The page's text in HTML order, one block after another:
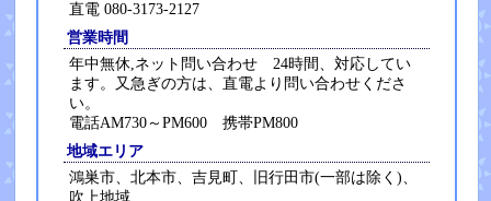
直電 080-3173-2127
営業時間
年中無休,ネット問い合わせ 24時間、対応してい
ます。又急ぎの方は、直電より問い合わせくださ
い。
電話AM730～PM600 携帯PM800
地域エリア
鴻巣市、北本市、吉見町、旧行田市(一部は除く)、
吹上地域、